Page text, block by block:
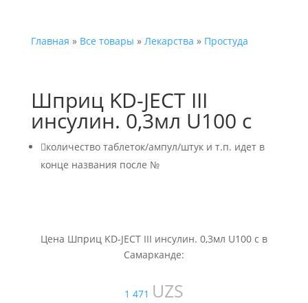
Главная » Все товары » Лекарства » Простуда
Шприц KD-JECT III
инсулин. 0,3мл U100 c
количество таблеток/ампул/штук и т.п. идет в
конце названия после №
Цена Шприц KD-JECT III инсулин. 0,3мл U100 c в
Самарканде:
1 471 UZS